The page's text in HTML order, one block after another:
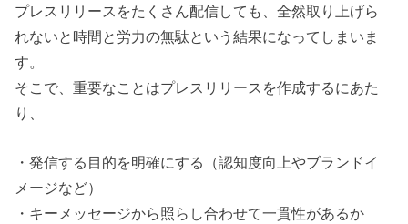
プレスリリースをたくさん配信しても、全然取り上げら
れないと時間と労力の無駄という結果になってしまいま
す。
そこで、重要なことはプレスリリースを作成するにあた
り、
・発信する目的を明確にする（認知度向上やブランドイ
メージなど）
・キーメッセージから照らし合わせて一貫性があるか